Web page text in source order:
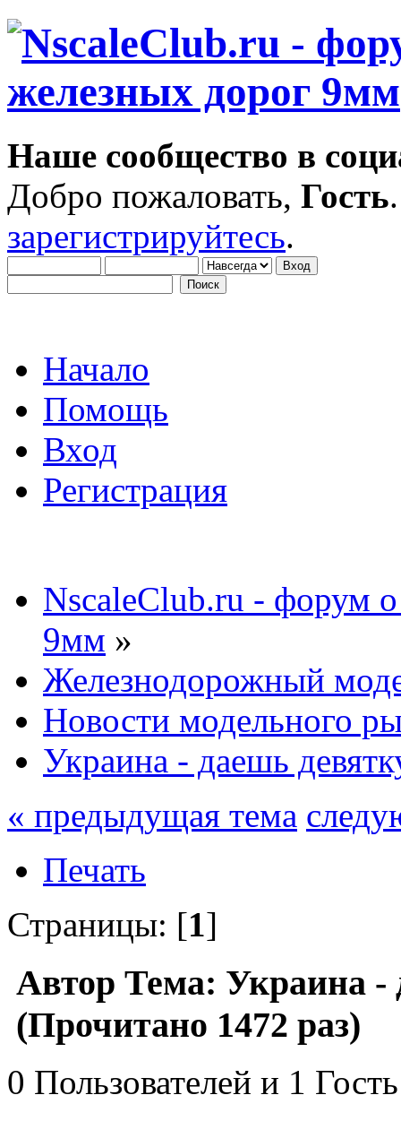
Наше сообщество в
Добро пожаловать, Гость
зарегистрируйтесь.
Начало
Помощь
Вход
Регистрация
NscaleClub.ru - форум
9мм »
Железнодорожный
Новости модельного
Украина - даешь
« предыдущая тема
Печать
Страницы: [1]
Автор Тема: Украина -
(Прочитано 1472 раз)
0 Пользователей и 1